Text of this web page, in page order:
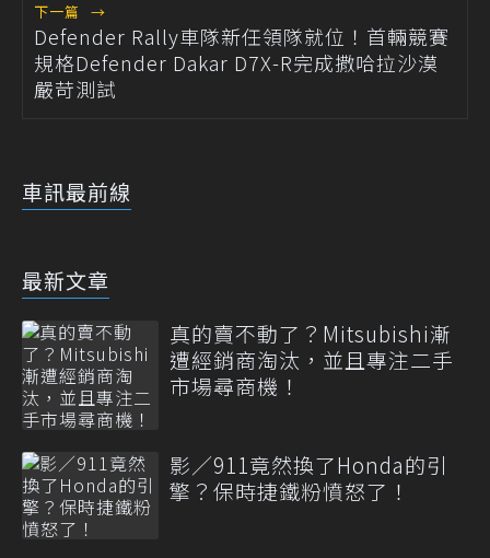
下一篇 →
Defender Rally車隊新任領隊就位！首輛競賽
規格Defender Dakar D7X-R完成撒哈拉沙漠
嚴苛測試
車訊最前線
最新文章
真的賣不動了？Mitsubishi漸
遭經銷商淘汰，並且專注二手
市場尋商機！
影／911竟然換了Honda的引
擎？保時捷鐵粉憤怒了！